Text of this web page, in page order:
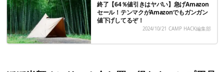
終了【64％値引きはヤバい】急げAmazon
セール！テンマクがAmazonでもガンガン
値下げしてるぞ！
2024/10/21 CAMP HACK編集部